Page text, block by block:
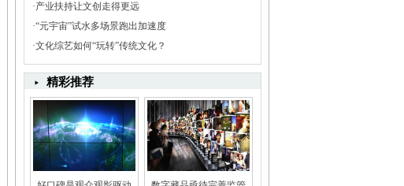
·产业扶持让文创走得更远
·“元宇宙”试水多场景跑出加速度
·文化综艺如何“玩转”传统文化？
精彩推荐